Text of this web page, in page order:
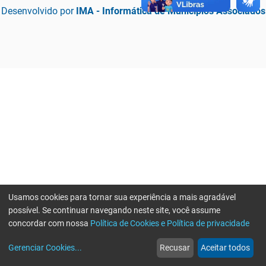
Desenvolvido por IMA - Informática de Municípios Associados
web
Notícias
more_horiz
Mais
Usamos cookies para tornar sua experiência a mais agradável
possível. Se continuar navegando neste site, você assume
concordar com nossa Política de Cookies e Política de privacidade
Gerenciar Cookies... Recusar Aceitar todos
Erro ao enviar informações, por favor tente novamente